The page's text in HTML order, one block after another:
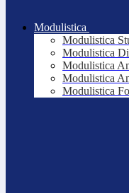
Modulistica
Modulistica
Modulistica
Modulistica
Modulistica
Modulistica